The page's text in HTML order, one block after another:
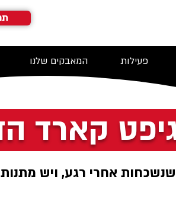
פעילות המאבקים שלנו
קארד
אחרי רגע, ויש